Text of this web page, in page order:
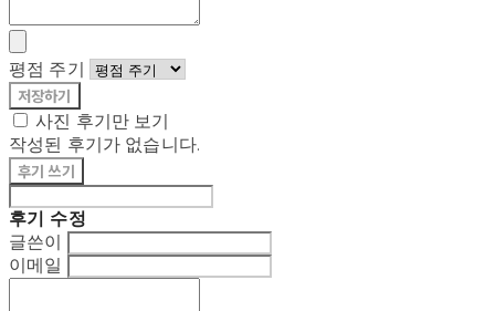
평점 주기
저장하기
사진 후기만 보기
작성된 후기가 없습니다.
후기 쓰기
후기 수정
글쓴이
이메일